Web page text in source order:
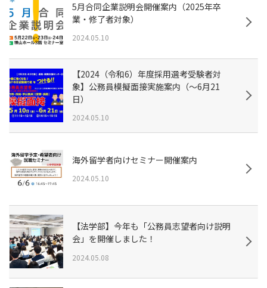
5月合同企業説明会開催案内（2025年卒
業・修了者対象）
2024.05.10
【2024（令和6）年度採用選考受験者対
象】公務員模擬面接実施案内（～6月21
日）
2024.05.10
海外留学者向けセミナー開催案内
2024.05.10
【法学部】今年も「公務員志望者向け説明
会」を開催しました！
2024.05.08